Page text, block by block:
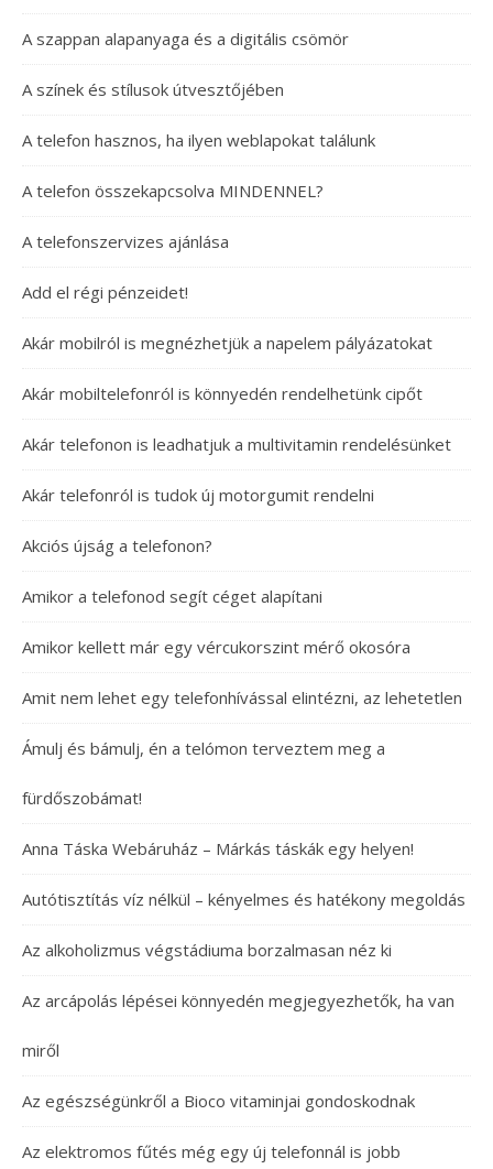
A szappan alapanyaga és a digitális csömör
A színek és stílusok útvesztőjében
A telefon hasznos, ha ilyen weblapokat találunk
A telefon összekapcsolva MINDENNEL?
A telefonszervizes ajánlása
Add el régi pénzeidet!
Akár mobilról is megnézhetjük a napelem pályázatokat
Akár mobiltelefonról is könnyedén rendelhetünk cipőt
Akár telefonon is leadhatjuk a multivitamin rendelésünket
Akár telefonról is tudok új motorgumit rendelni
Akciós újság a telefonon?
Amikor a telefonod segít céget alapítani
Amikor kellett már egy vércukorszint mérő okosóra
Amit nem lehet egy telefonhívással elintézni, az lehetetlen
Ámulj és bámulj, én a telómon terveztem meg a
fürdőszobámat!
Anna Táska Webáruház – Márkás táskák egy helyen!
Autótisztítás víz nélkül – kényelmes és hatékony megoldás
Az alkoholizmus végstádiuma borzalmasan néz ki
Az arcápolás lépései könnyedén megjegyezhetők, ha van
miről
Az egészségünkről a Bioco vitaminjai gondoskodnak
Az elektromos fűtés még egy új telefonnál is jobb